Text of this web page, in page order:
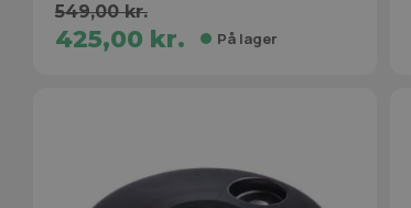
549,00 kr.
425,00 kr. På lager